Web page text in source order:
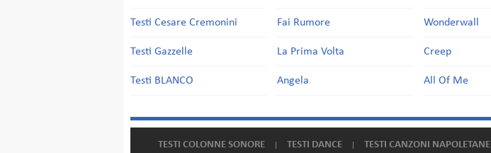
Testi Cesare Cremonini
Testi Gazzelle
Testi BLANCO
Fai Rumore
La Prima Volta
Angela
Wonderwall
Creep
All Of Me
TESTI COLONNE SONORE TESTI DANCE TESTI CANZONI NAPOLETANE